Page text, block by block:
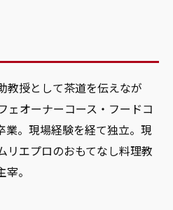
教授として茶道を伝えなが
ェオーナーコース・フードコ
業。現場経験を経て独立。現
リエプロのおもてなし料理教
。